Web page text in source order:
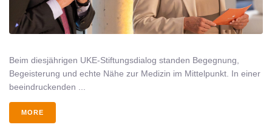
Beim diesjährigen UKE-Stiftungsdialog standen Begegnung,
Begeisterung und echte Nähe zur Medizin im Mittelpunkt. In einer
beeindruckenden ...
MORE